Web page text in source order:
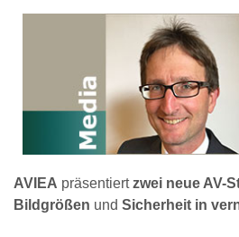
AVIEA präsentiertzwei neue AV-
Bildgrößen und Sicherheit in